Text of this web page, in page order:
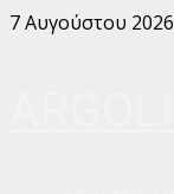
Skip
7 Αυγούστου 2026